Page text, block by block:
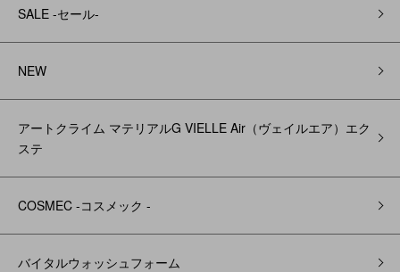
SALE -セール-
NEW
アートクライム マテリアルG VIELLE Air（ヴェイルエア）エク
ステ
COSMEC -コスメック -
バイタルウォッシュフォーム